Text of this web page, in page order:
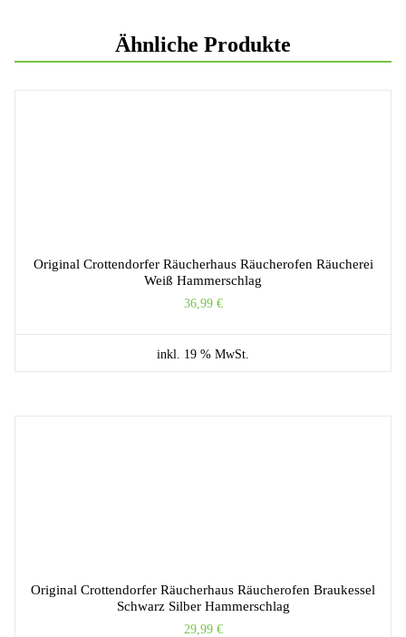
Ähnliche Produkte
Original Crottendorfer Räucherhaus Räucherofen Räucherei
Weiß Hammerschlag
36,99 €
inkl. 19 % MwSt.
Original Crottendorfer Räucherhaus Räucherofen Braukessel
Schwarz Silber Hammerschlag
29,99 €